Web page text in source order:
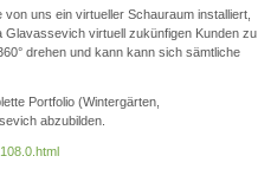
uns ein virtueller Schauraum installiert,
virtuell zukünfigen Kunden zu
drehen und kann kann sich sämtliche
Portfolio (Wintergärten,
abzubilden.